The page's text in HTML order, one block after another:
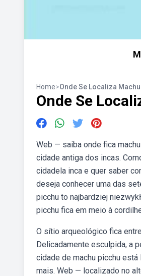
Home>Onde Se Localiza
Onde Se
Web — saiba onde fica
cidade antiga dos incas.
cidadela inca e quer saber
deseja conhecer uma das
picchu to najbardziej
picchu fica em meio à
O sítio arqueológico fica
Delicadamente esculpida, a
cidade de machu picchu
mais. Web — localizado no